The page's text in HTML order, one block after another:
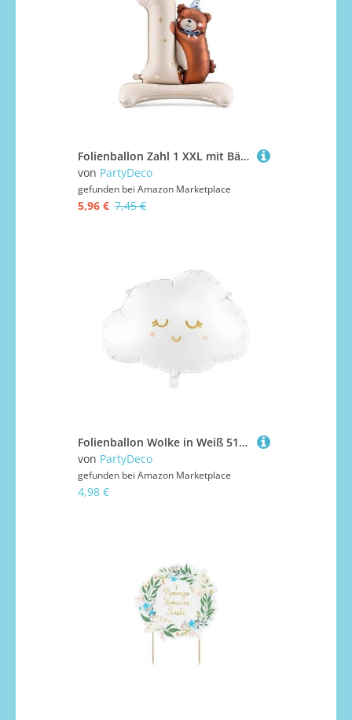
Folienballon Zahl 1 XXL mit Bär Luftballon Stehend Kindergeburtstag Baby Junge Mädchen Deko Wiederverwendbar Luftfüllung Tiermotiv Fotohintergrund 101x77cm Geburtstagsfeier
von PartyDeco
gefunden bei Amazon Marketplace
5,96 € 7,45 €
Folienballon Wolke in Weiß 51x35,5cm | Luftballon Geburtstag XL Wolke - Lächelnde Quaste Wolkenförmiger Ballon für Geburtstag Helium Ballon Wolke für Kindergeburtstag Deko Babyparty WIEDERVERWENDBAR
von PartyDeco
gefunden bei Amazon Marketplace
4,98 €